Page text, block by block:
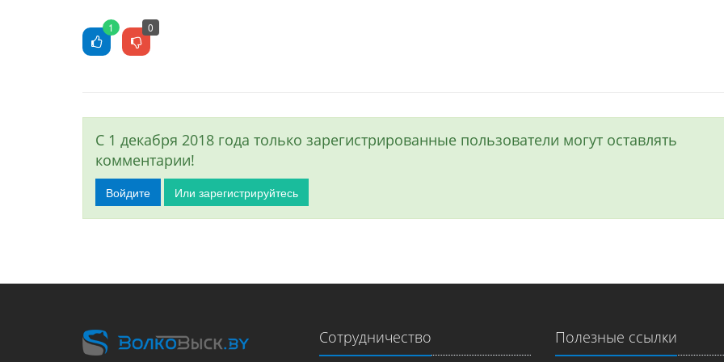
1 0
С 1 декабря 2018 года только зарегистрированные пользователи могут оставлять
комментарии!
Войдите Или зарегистрируйтесь
Сотрудничество Полезные ссылки